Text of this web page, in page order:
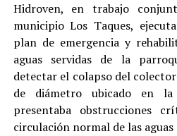
Hidroven, en trabajo
municipio Los Taques,
plan de emergencia y
aguas servidas de la
detectar el colapso del
de diámetro ubicado en
presentaba obstrucciones
circulación normal de las aguas